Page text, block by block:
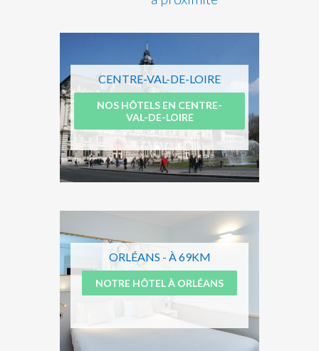
CENTRE-VAL-DE-LOIRE
NOS HÔTELS EN CENTRE-
VAL-DE-LOIRE
ORLÉANS - À 69KM
NOTRE HÔTEL À ORLÉANS